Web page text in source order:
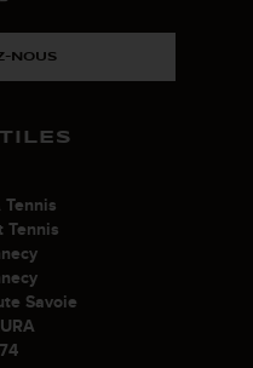
NOUS
Tennis
Tennis
Savoie